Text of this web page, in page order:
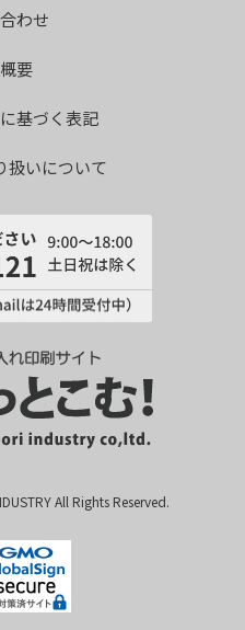
わせ
要
基づく表記
扱いについて
All Rights Reserved.